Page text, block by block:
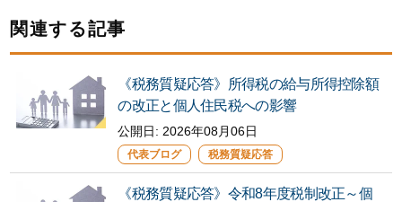
関連する記事
《税務質疑応答》所得税の給与所得控除額
の改正と個人住民税への影響
公開日: 2026年08月06日
代表ブログ 税務質疑応答
《税務質疑応答》令和8年度税制改正～個